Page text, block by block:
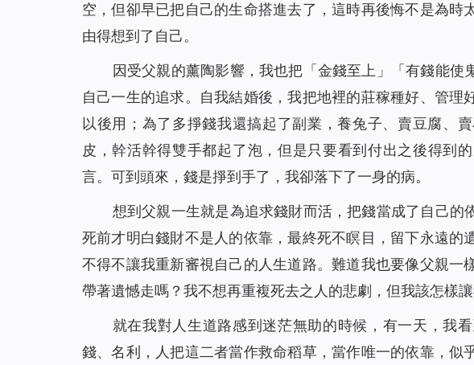
空，但卻早已把自己的生命搭進去了，這時再後悔不是為時
由得想到了自己。
因受父親的薰陶影響，我也把「金錢至上」「有錢能
自己一生的追求。自我結婚後，我把地裡的莊稼種好、管理
以後用；為了多掙錢我還搞起了副業，養兔子、賣豆腐、
皮，幹活幹得雙手都起了泡，但是只要看到付出之後得
言。可到頭來，錢是掙到手了，我卻落下了一身的病。
想到父親一生就是為追求錢財而活，把錢當成了自己的
死前才明白錢財不是人的依靠，最終死不瞑目，留下永遠的
不得不讓我重新審視自己的人生道路。難道我也要像父親一
帶著遺憾走嗎？我不想再重複死去之人的悲劇，但我該怎樣
就在我對人生道路感到迷茫無助的時候，有一天，我
錢、名利，人把這二者當作救命稻草，當作唯一的依靠，似